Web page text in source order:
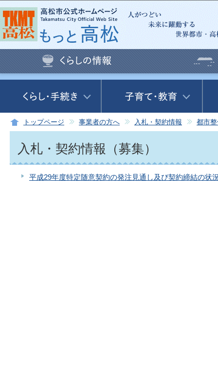
この
トップページ 事業者の方へ 入札・契約情報 都市
入札・契約情報（募集）
平成29年度特定随意契約の発注見通し及び契約締結の状